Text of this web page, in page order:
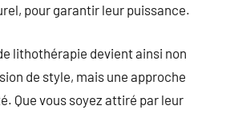
pour garantir leur puissance.
lithothérapie devient ainsi non
de style, mais une approche
Que vous soyez attiré par leur